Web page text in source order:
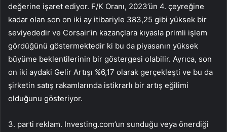
değerine işaret ediyor. F/K Oranı, 2023’ün 4. çeyreğine
kadar olan son on iki ay itibariyle 383,25 gibi yüksek bir
seviyededir ve Corsair’in kazançlara kıyasla primli işlem
gördüğünü göstermektedir ki bu da piyasanın yüksek
büyüme beklentilerinin bir göstergesi olabilir. Ayrıca, son
on iki aydaki Gelir Artışı %6,17 olarak gerçekleşti ve bu da
şirketin satış rakamlarında istikrarlı bir artış eğilimi
olduğunu gösteriyor.
3. parti reklam. Investing.com’un sunduğu veya önerdiği